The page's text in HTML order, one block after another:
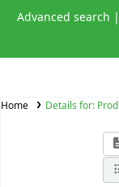
Advanced search
Home Details for: